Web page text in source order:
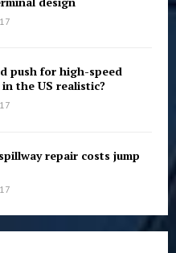
push for high-speed
the US realistic?
repair costs jump